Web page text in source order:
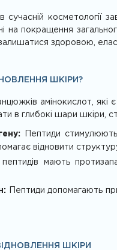
косметології
на покращення
залишатися здоровою,
ШКІРИ?
амінокислот, які
в глибокі шари шкіри,
Пептиди стимулюють
відновити
мають
Пептиди допомагають
ШКІРИ